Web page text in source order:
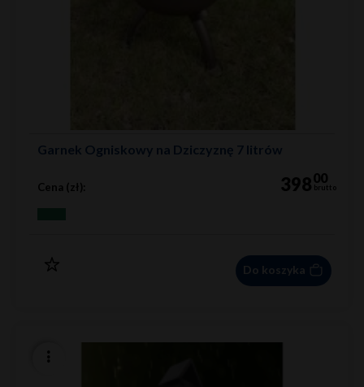
Garnek Ogniskowy na Dziczyznę 7 litrów
Cena (zł): 39800
brutto
Do koszyka